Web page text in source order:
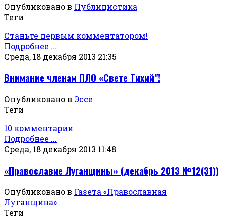
Опубликовано в Публицистика
Теги
Станьте первым комментатором!
Подробнее ...
Среда, 18 декабря 2013 21:35
Внимание членам ПЛО «Свете Тихий"!
Опубликовано в Эссе
Теги
10 комментарии
Подробнее ...
Среда, 18 декабря 2013 11:48
«Православие Луганщины» (декабрь 2013 №12(31))
Опубликовано в Газета «Православная
Луганщина»
Теги